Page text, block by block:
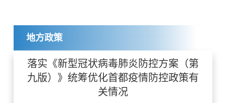
地方政策
落实《新型冠状病毒肺炎防控方案（第
九版）》统筹优化首都疫情防控政策有
关情况